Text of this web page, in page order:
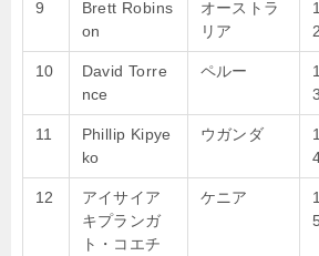
9
Brett Robins
on
オーストラ
リア
10
David Torre
nce
ペルー
11
Phillip Kipye
ko
ウガンダ
12
アイサイア
キプランガ
ト・コエチ
ケニア